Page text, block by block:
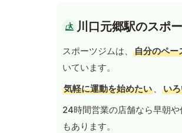
川口元郷駅のスポ
スポーツジムは、 自分のペー
いています。
気軽に運動を始めたい 、 い
24時間営業の店舗なら早朝
もあります。